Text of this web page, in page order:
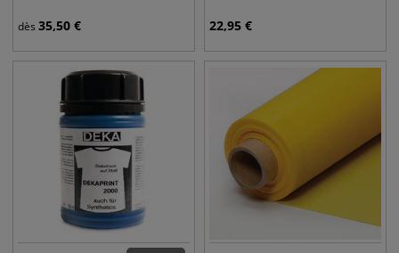
dès 35,50 € 22,95 €